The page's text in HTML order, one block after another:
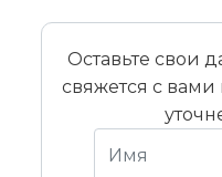
Оставьте свои
свяжется с